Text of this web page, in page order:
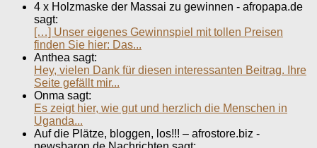
4 x Holzmaske der Massai zu gewinnen - afropapa.de
sagt:
[…] Unser eigenes Gewinnspiel mit tollen Preisen
finden Sie hier: Das...
Anthea sagt:
Hey, vielen Dank für diesen interessanten Beitrag. Ihre
Seite gefällt mir...
Onma sagt:
Es zeigt hier, wie gut und herzlich die Menschen in
Uganda...
Auf die Plätze, bloggen, los!!! – afrostore.biz -